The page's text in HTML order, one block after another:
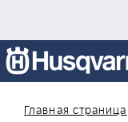
Главная страница